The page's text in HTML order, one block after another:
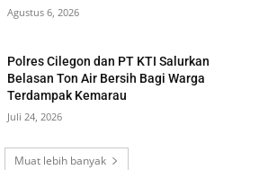
Agustus 6, 2026
Polres Cilegon dan PT KTI Salurkan
Belasan Ton Air Bersih Bagi Warga
Terdampak Kemarau
Juli 24, 2026
Muat lebih banyak